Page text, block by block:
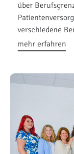
über
verschiedene
mehr erfahren